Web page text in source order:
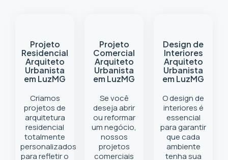
Projeto
Residencial
Arquiteto
Urbanista
em LuzMG
Criamos
projetos de
arquitetura
residencial
totalmente
personalizados
para refletir o
Projeto
Comercial
Arquiteto
Urbanista
em LuzMG
Se você
deseja abrir
ou reformar
um negócio,
nossos
projetos
comerciais
Design de
Interiores
Arquiteto
Urbanista
em LuzMG
O design de
interiores é
essencial
para garantir
que cada
ambiente
tenha sua